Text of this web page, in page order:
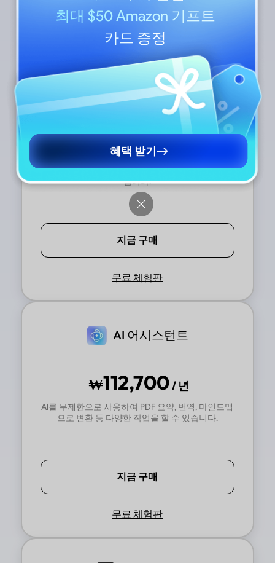
Android 6.0 이상 지원
매년 2,000,000회 이상 다운로드.
전문 기술 지원 팀.
제품 및 요금제
개인용
UPDF Pro
71,300
PDF 편집, 변환, 주석 달기 도구를 모두 이용할 수 있
습니다.
지금 구매
무료 체험판
AI 어시스턴트
₩112,700/ 년
AI를 무제한으로 사용하여 PDF 요약, 번역, 마인드맵
으로 변환 등 다양한 작업을 할 수 있습니다.
지금 구매
무료 체험판
최대 $50 Amazon 기프트
카드 증정
혜택 받기